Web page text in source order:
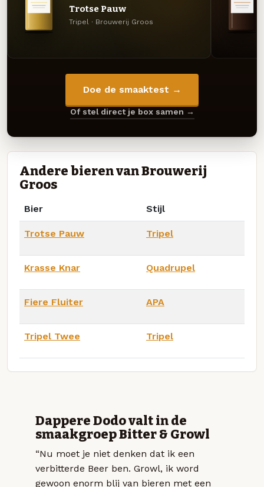
Trotse Pauw
Tripel · Brouwerij Groos
Doe de smaaktest →
Of stel direct je box samen →
Andere bieren van Brouwerij
Groos
Bier Stijl
Trotse Pauw Tripel
Krasse Knar Quadrupel
Fiere Fluiter APA
Tripel Twee Tripel
Dappere Dodo valt in de
smaakgroep Bitter & Growl
“Nu moet je niet denken dat ik een
verbitterde Beer ben. Growl, ik word
gewoon enorm blij van bieren met een